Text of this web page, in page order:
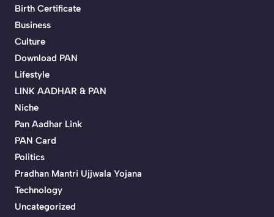
Birth Certificate
Business
Culture
Download PAN
Lifestyle
LINK AADHAR & PAN
Niche
Pan Aadhar Link
PAN Card
Politics
Pradhan Mantri Ujjwala Yojana
Technology
Uncategorized